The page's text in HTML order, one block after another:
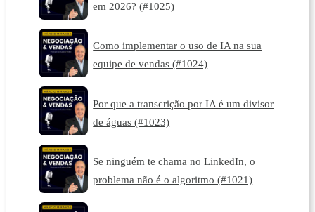
em 2026? (#1025)
Como implementar o uso de IA na sua
equipe de vendas (#1024)
Por que a transcrição por IA é um divisor
de águas (#1023)
Se ninguém te chama no LinkedIn, o
problema não é o algoritmo (#1021)